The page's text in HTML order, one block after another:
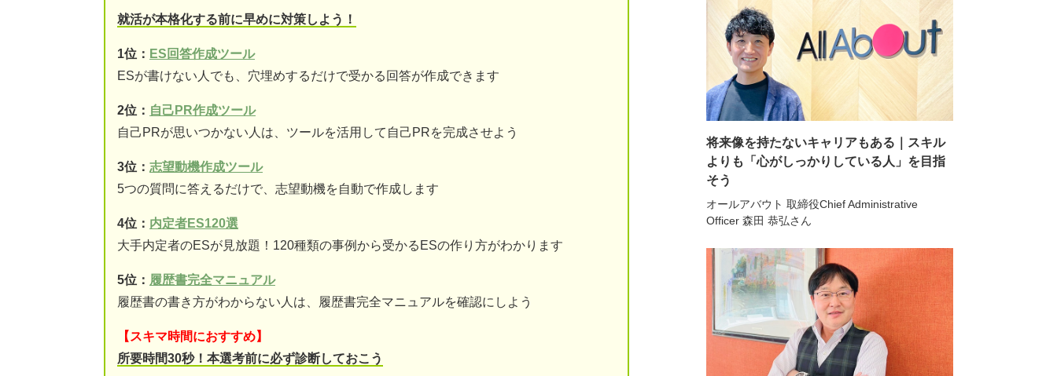
就活が本格化する前に早めに対策しよう！
1位： ES回答作成ツール
ESが書けない人でも、穴埋めするだけで受かる回答が作成できます
2位： 自己PR作成ツール
自己PRが思いつかない人は、ツールを活用して自己PRを完成させよう
3位： 志望動機作成ツール
5つの質問に答えるだけで、志望動機を自動で作成します
4位： 内定者ES120選
大手内定者のESが見放題！120種類の事例から受かるESの作り方がわかります
5位： 履歴書完全マニュアル
履歴書の書き方がわからない人は、履歴書完全マニュアルを確認にしよう
【スキマ時間におすすめ】
所要時間30秒！本選考前に必ず診断しておこう
将来像を持たないキャリアもある｜スキル
よりも「心がしっかりしている人」を目指
そう
オールアバウト 取締役Chief Administrative
Officer 森田 恭弘さん